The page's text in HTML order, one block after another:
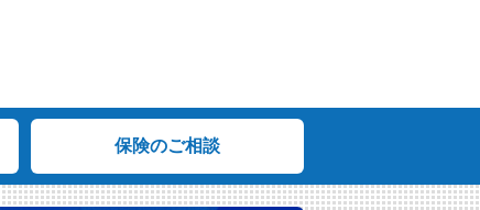
保険のご相談